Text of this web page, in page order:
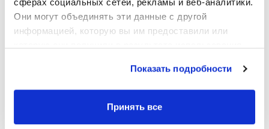
сферах социальных сетей, рекламы и веб-аналитики.
Они могут объединять эти данные с другой
информацией, которую вы им предоставили или
Показать подробности
Принять все
Умные продукты для
орошения